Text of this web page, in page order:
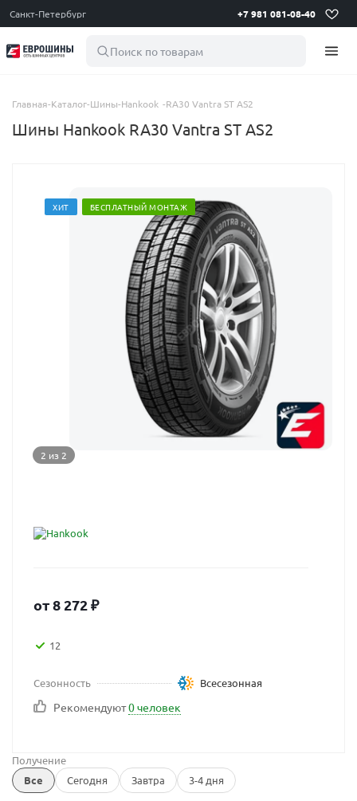
Санкт-Петербург +7 981 081-08-40
Поиск по товарам
Главная-Каталог-Шины-Hankook -RA30 Vantra ST AS2
Шины Hankook RA30 Vantra ST AS2
ХИТ БЕСПЛАТНЫЙ МОНТАЖ
2 из 2
от8 272₽
12
Сезонность Всесезонная
Рекомендуют0 человек
Получение
Все
Сегодня Завтра 3-4 дня